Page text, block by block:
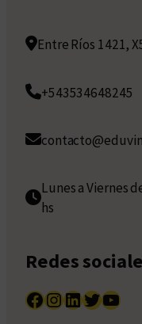
Entre Ríos 1421,
+543534648245
Lunes a Viernes
hs
Redes
Facebook InstagramLinkedIn Twitter YouTube